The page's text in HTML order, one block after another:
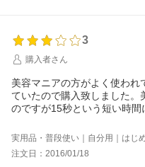
3
購入者さん
美容マニアの方がよく使われ
ていたので購入致しました
のですが15秒という短い時間
乾燥が気になる方にはアミ
う方が導入の効果がわかりや
ョンを毎日使用しても、劇的
専用ポーチがついていないの
実用品・普段使い｜自分用｜はじ
注文日：2016/01/18